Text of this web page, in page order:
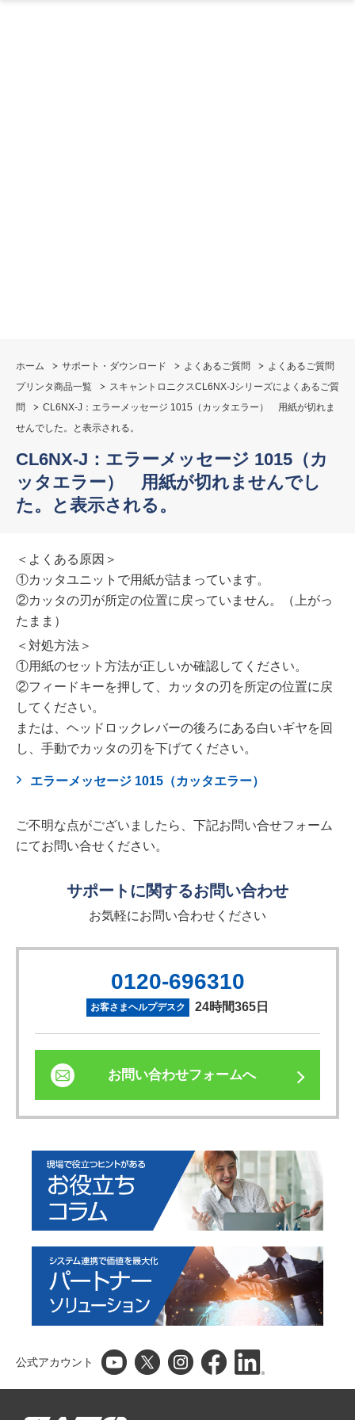
ホーム サポート・ダウンロード よくあるご質問
よくあるご質問
プリンタ商品一覧
スキャントロニクスCL6NX-Jシリーズによくあるご質
問
CL6NX-J：エラーメッセージ 1015（カッタエラー） 用紙が切れま
せんでした。と表示される。
CL6NX-J：エラーメッセージ 1015（カ
ッタエラー） 用紙が切れませんでし
た。と表示される。
＜よくある原因＞
①カッタユニットで用紙が詰まっています。
②カッタの刃が所定の位置に戻っていません。（上がっ
たまま）
＜対処方法＞
①用紙のセット方法が正しいか確認してください。
②フィードキーを押して、カッタの刃を所定の位置に戻
してください。
または、ヘッドロックレバーの後ろにある白いギヤを回
し、手動でカッタの刃を下げてください。
エラーメッセージ 1015（カッタエラー）
ご不明な点がございましたら、下記お問い合せフォーム
にてお問い合せください。
サポートに関するお問い合わせ
お気軽にお問い合わせください
0120-696310
お客さまヘルプデスク 24時間365日
お問い合わせフォームへ
公式アカウント